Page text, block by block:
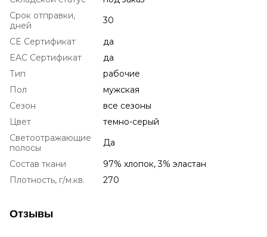
Срок отправки,
дней
30
CE Сертификат
да
EAC Сертификат
да
Тип
рабочие
Пол
мужская
Сезон
все сезоны
Цвет
темно-серый
Светоотражающие
полосы
Да
Состав ткани
97% хлопок, 3% эластан
Плотность, г/м.кв.
270
Отзывы